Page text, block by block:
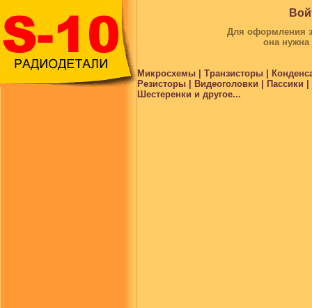
Для оформления
она
Микросхемы | Транзисторы |
Резисторы | Видеоголовки |
Шестеренки и другое...